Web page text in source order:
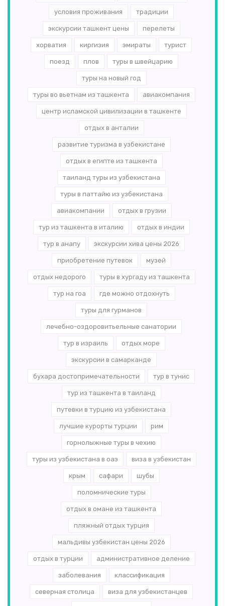
условия проживания традиции
экскурсии ташкент цены перелеты
хорватия киргизия эмираты турист
поезд плов туры в швейцарию
туры на новый год
туры во вьетнам из ташкента авиакомпания
центр исламской цивилизации в ташкенте
отдых в анталии
развитие туризма в узбекистане
отдых в египте из ташкента
таиланд туры из узбекистана
туры в паттайю из узбекистана
авиакомпании отдых в грузии
тур из ташкента в италию отдых в индии
тур в анапу экскурсии хива цены 2026
приобретение путевок музей
отдых недорого туры в хургаду из ташкента
тур на гоа где можно отдохнуть
туры для гурманов
лечебно-оздоровитьельные санатории
тур в израиль отдых море
экскурсии в самарканде
бухара достопримечательности тур в тунис
тур из ташкента в таиланд
путевки в турцию из узбекистана
лучшие курорты турции рим
горнолыжные туры в чехию
туры из узбекистана в оаэ виза в узбекистан
крым сафари шубы
поломнические туры
отдых в омане из ташкента
пляжный отдых турция
мальдивы узбекистан цены 2026
отдых в турции административное деление
заболевания классификация
северная столица виза для узбекистанцев